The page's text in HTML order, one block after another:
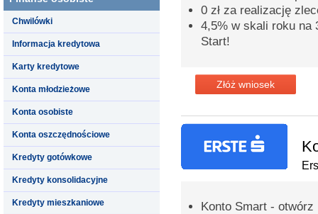
Chwilówki
Informacja kredytowa
Karty kredytowe
Konta młodzieżowe
Konta osobiste
Konta oszczędnościowe
Kredyty gotówkowe
Kredyty konsolidacyjne
Kredyty mieszkaniowe
0 zł za realizację
4,5% w skali roku na
Start!
Złóż wniosek
Konto Smart -